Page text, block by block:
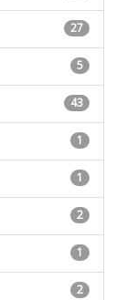
27
5
43
1
1
2
1
2